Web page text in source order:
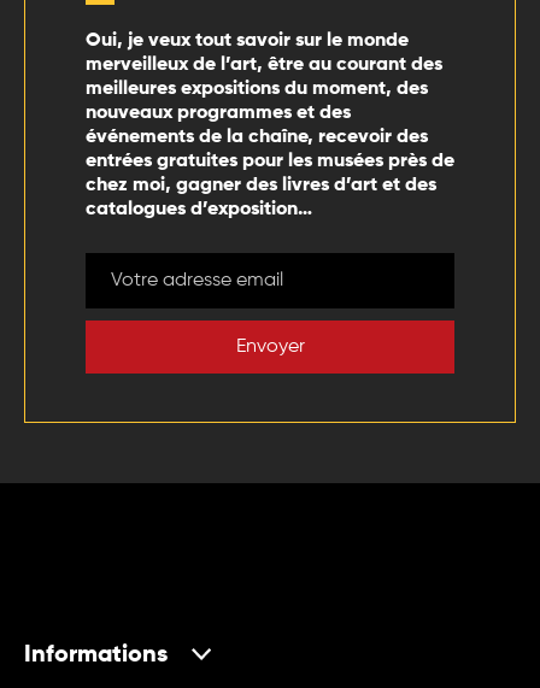
Oui, je veux tout savoir sur le monde
merveilleux de l’art, être au courant des
meilleures expositions du moment, des
nouveaux programmes et des
événements de la chaîne, recevoir des
entrées gratuites pour les musées près de
chez moi, gagner des livres d’art et des
catalogues d’exposition…
Envoyer
Informations